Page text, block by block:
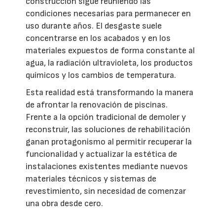
condiciones necesarias para permanecer en
uso durante años. El desgaste suele
concentrarse en los acabados y en los
materiales expuestos de forma constante al
agua, la radiación ultravioleta, los productos
químicos y los cambios de temperatura.
Esta realidad está transformando la manera
de afrontar la renovación de piscinas.
Frente a la opción tradicional de demoler y
reconstruir, las soluciones de rehabilitación
ganan protagonismo al permitir recuperar la
funcionalidad y actualizar la estética de
instalaciones existentes mediante nuevos
materiales técnicos y sistemas de
revestimiento, sin necesidad de comenzar
una obra desde cero.